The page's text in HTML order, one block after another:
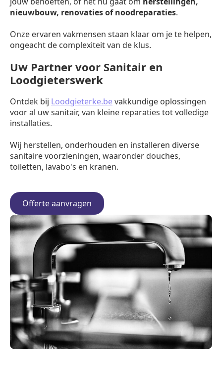
nieuwbouw, renovaties of noodreparaties.
Onze ervaren vakmensen staan klaar om je te helpen,
ongeacht de complexiteit van de klus.
Uw Partner voor Sanitair en
Loodgieterswerk
Ontdek bij Loodgieterke.bevakkundige oplossingen
voor al uw sanitair, van kleine reparaties tot volledige
installaties.
Wij herstellen, onderhouden en installeren diverse
sanitaire voorzieningen, waaronder douches,
toiletten, lavabo's en kranen.
Offerte aanvragen